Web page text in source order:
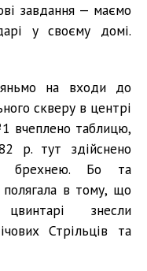
завдання — маємо
у своєму домі.
на входи до
скверу в центрі
вчеплено таблицю,
р. тут здійснено
брехнею. Бо та
полягала в тому, що
знесли
Стрільців та